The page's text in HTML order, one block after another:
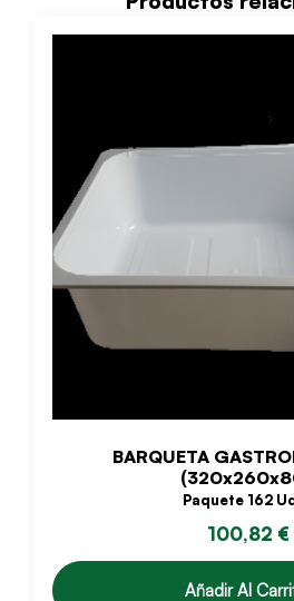
BARQUETA
Paquete 162
100,82 €
Añadir Al